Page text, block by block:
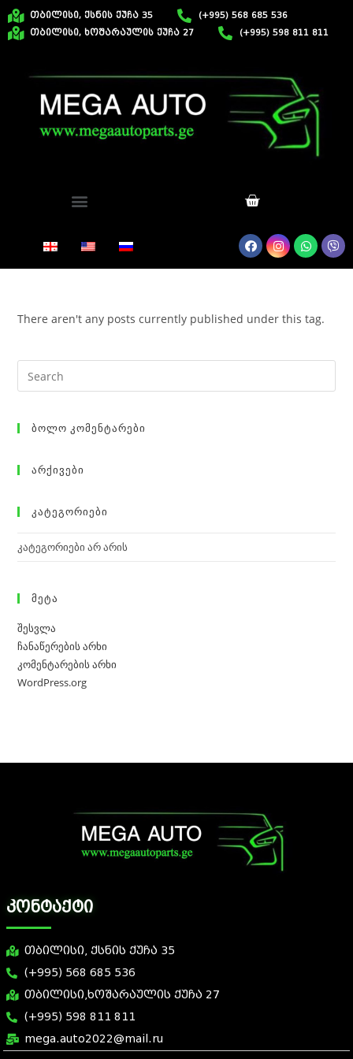
თბილისი, ქსნის ქუჩა 35
(+995) 568 685 536
თბილისი, ხოშარაულის ქუჩა 27
(+995) 598 811 811
There aren't any posts currently published under this tag.
Ბოლო Კომენტარები
Არქივები
Კატეგორიები
კატეგორიები არ არის
Მეტა
შესვლა
ჩანაწერების არხი
კომენტარების არხი
WordPress.org
კონტაქტი
თბილისი, ქსნის ქუჩა 35
(+995) 568 685 536
თბილისი,ხოშარაულის ქუჩა 27
(+995) 598 811 811
mega.auto2022@mail.ru